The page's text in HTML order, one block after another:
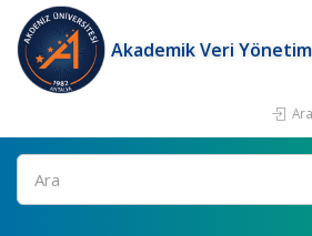
Akademik Veri
Ara